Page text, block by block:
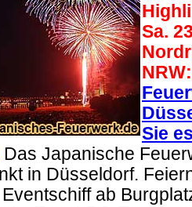
Sa.
NRW:
Sie
Das Japanische
in Düsseldorf.
ab